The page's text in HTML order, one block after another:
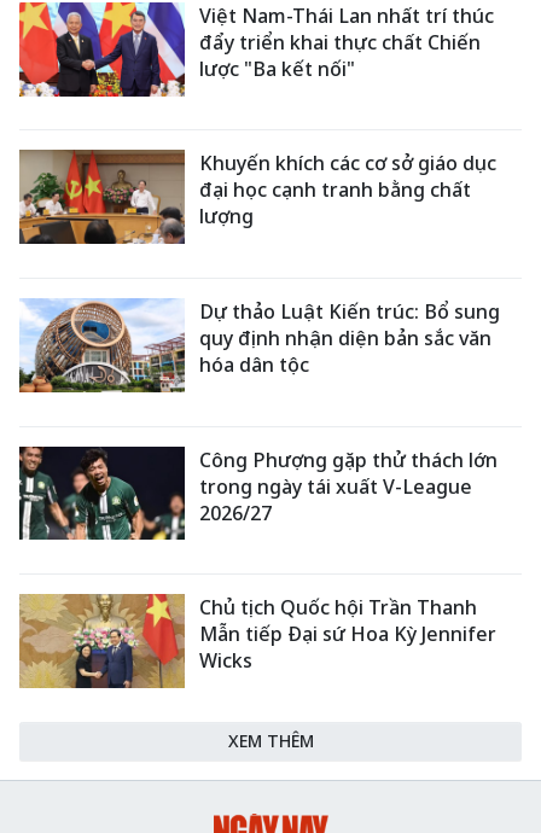
Việt Nam-Thái Lan nhất trí thúc
đẩy triển khai thực chất Chiến
lược "Ba kết nối"
Khuyến khích các cơ sở giáo dục
đại học cạnh tranh bằng chất
lượng
Dự thảo Luật Kiến trúc: Bổ sung
quy định nhận diện bản sắc văn
hóa dân tộc
Công Phượng gặp thử thách lớn
trong ngày tái xuất V-League
2026/27
Chủ tịch Quốc hội Trần Thanh
Mẫn tiếp Đại sứ Hoa Kỳ Jennifer
Wicks
XEM THÊM